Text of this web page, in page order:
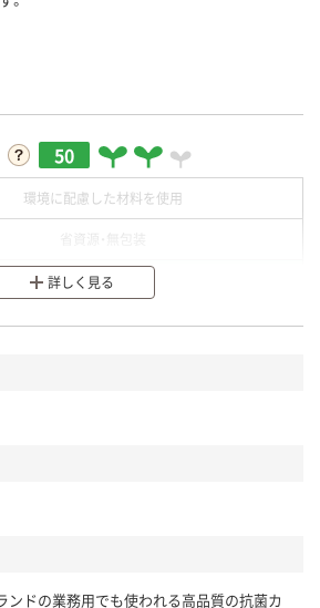
50
環境に配慮した材料を使用
分別・リサイクルしやすい設計
詳しく見る
ンドの業務用でも使われる高品質の抗菌カ